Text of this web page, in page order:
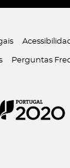
Perguntas